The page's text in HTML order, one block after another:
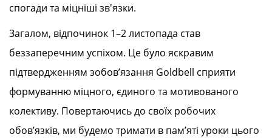
спогади та міцніші зв'язки.
Загалом, відпочинок 1–2 листопада став
беззаперечним успіхом. Це було яскравим
підтвердженням зобов’язання Goldbell сприяти
формуванню міцного, єдиного та мотивованого
колективу. Повертаючись до своїх робочих
обов’язків, ми будемо тримати в пам’яті уроки цього